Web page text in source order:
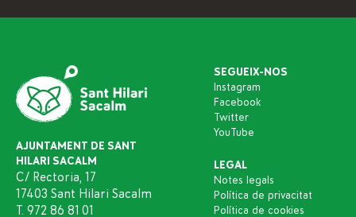
AJUNTAMENT DE SANT
HILARI SACALM
C/ Rectoria, 17
17403 Sant Hilari Sacalm
T. 972 86 81 01
SEGUEIX-NOS
Instagram
Facebook
Twitter
YouTube
LEGAL
Notes legals
Política de privacitat
Política de cookies